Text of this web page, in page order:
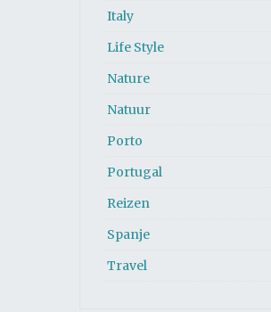
Italy
Life Style
Nature
Natuur
Porto
Portugal
Reizen
Spanje
Travel